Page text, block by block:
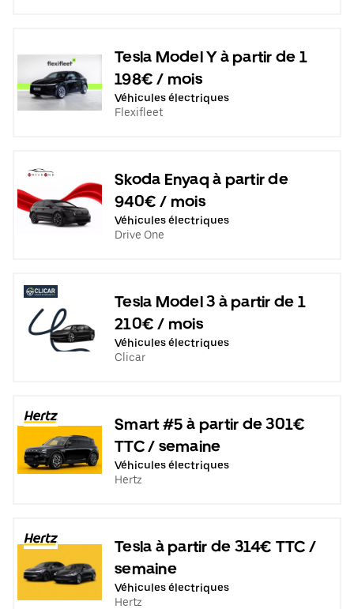
Tesla Model Y à partir de 1
198€ / mois
Véhicules électriques
Flexifleet
Skoda Enyaq à partir de
940€ / mois
Véhicules électriques
Drive One
Tesla Model 3 à partir de 1
210€ / mois
Véhicules électriques
Clicar
Smart #5 à partir de 301€
TTC / semaine
Véhicules électriques
Hertz
Tesla à partir de 314€ TTC /
semaine
Véhicules électriques
Hertz